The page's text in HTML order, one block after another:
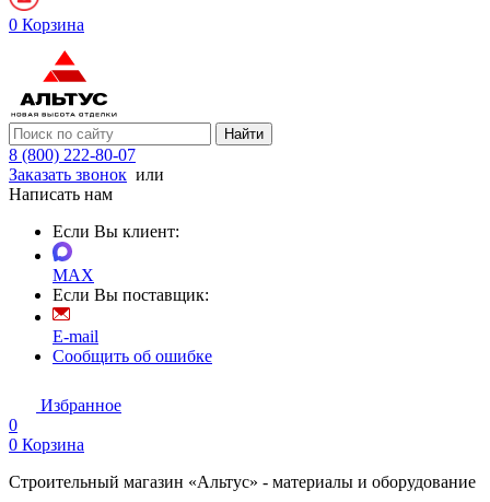
0 Корзина
Найти
8 (800) 222-80-07
Заказать звонок или
Написать нам
Если Вы клиент:
MAX
Если Вы поставщик:
E-mail
Сообщить об ошибке
Избранное
0
0 Корзина
Строительный магазин «Альтус» - материалы и оборудование